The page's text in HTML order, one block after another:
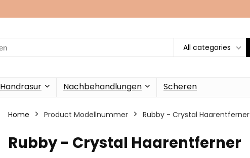
All categories
Handrasur Nachbehandlungen Scheren
Home Product Modellnummer ‎Rubby - Crystal Haarentferner
‎Rubby - Crystal Haarentferner